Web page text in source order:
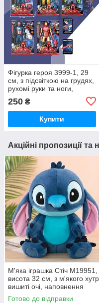
Фігурка героя 3999-1, 29
см, з підсвіткою на грудях,
рухомі руки та ноги,
снарядом у комплекті
250 ₴
Купити
Акційні пропозиції та
М'яка іграшка Стіч M19951,
висота 32 см, з м'якого
вишиті очі, наповнення
синтепон, на блискавці
Готово до відправки